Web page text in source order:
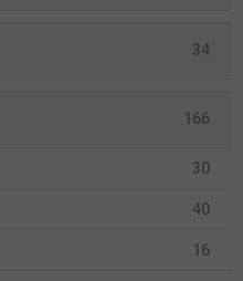
34
166
30
40
16